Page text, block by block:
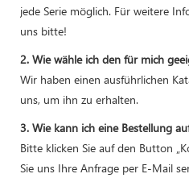
jede Serie möglich. Für weitere
uns bitte!
2. Wie wähle ich den für mich
Wir haben einen ausführlichen
uns, um ihn zu erhalten.
3. Wie kann ich eine Bestellung
Bitte klicken Sie auf den Button
Sie uns Ihre Anfrage per E-Mail